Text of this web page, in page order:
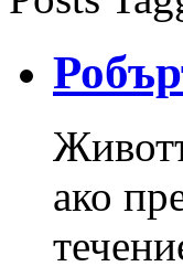
ако